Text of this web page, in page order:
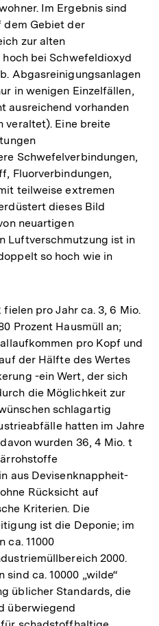
Im Ergebnis sind
dem Gebiet der
zur alten
bei Schwefeldioxyd
Abgasreinigungsanlagen
in wenigen Einzelfällen,
ausreichend vorhanden
veraltet). Eine breite
Schwefelverbindungen,
Fluorverbindungen,
teilweise extremen
dieses Bild
neuartigen
Luftverschmutzung ist in
so hoch wie in
pro Jahr ca. 3, 6 Mio.
Prozent Hausmüll an;
pro Kopf und
der Hälfte des Wertes
-ein Wert, der sich
die Möglichkeit zur
schlagartig
hatten im Jahre
wurden 36, 4 Mio. t
aus Devisenknappheit-
Rücksicht auf
Kriterien. Die
ist die Deponie; im
ca. 11000
2000.
sind ca. 10000 „wilde“
üblicher Standards, die
überwiegend